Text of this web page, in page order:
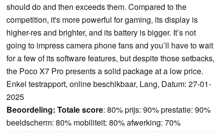
should do and then exceeds them. Compared to the
competition, it's more powerful for gaming, its display is
higher-res and brighter, and its battery is bigger. It’s not
going to impress camera phone fans and you’ll have to wait
for a few of its software features, but despite those setbacks,
the Poco X7 Pro presents a solid package at a low price.
Enkel testrapport, online beschikbaar, Lang, Datum: 27-01-
2025
Beoordeling: Totale score: 80% prijs: 90% prestatie: 90%
beeldscherm: 80% mobiliteit: 80% afwerking: 70%